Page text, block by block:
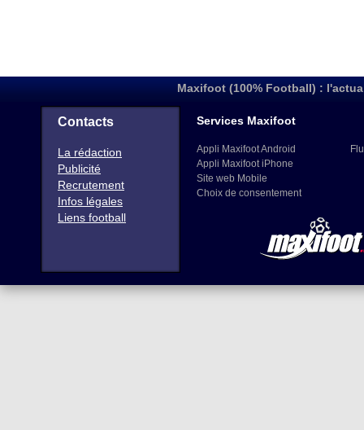
Maxifoot (100% Football) :
Contacts
La rédaction
Publicité
Recrutement
Infos légales
Liens football
Services Maxifoot
Appli Maxifoot Android
Appli Maxifoot iPhone
Site web Mobile
Choix de consentement